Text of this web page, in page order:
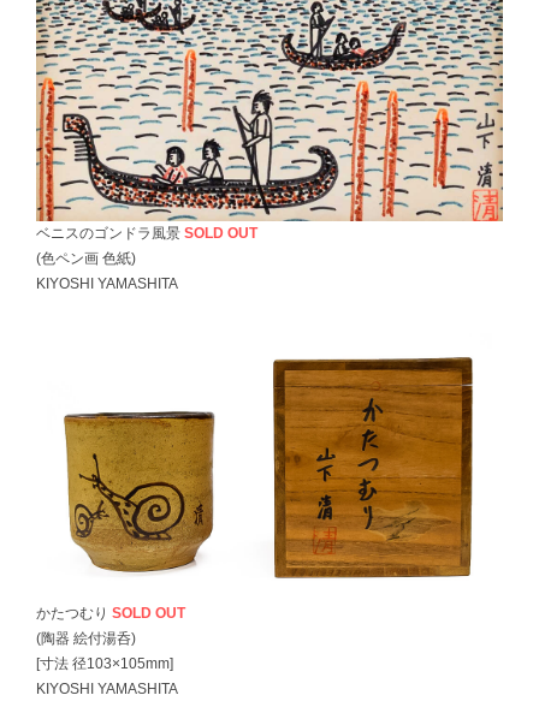
ベニスのゴンドラ風景 SOLD OUT
(色ペン画 色紙)
KIYOSHI YAMASHITA
かたつむり SOLD OUT
(陶器 絵付湯呑)
[寸法 径103×105mm]
KIYOSHI YAMASHITA